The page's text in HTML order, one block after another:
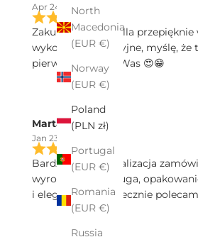
North
Macedonia
(EUR €)
Norway
(EUR €)
Poland
(PLN zł)
Portugal
(EUR €)
Romania
(EUR €)
Russia
Apr 24, 2025
Zakupiłam w Pekalla przepięknie
wykonanie precyzyjne, myślę, że
pierwszy zakup u Was 😍😁
Marta Sałek
Jan 23, 2025
Bardzo spawna realizacja
wyrozumiała obsługa,
i eleganckie - serdecznie